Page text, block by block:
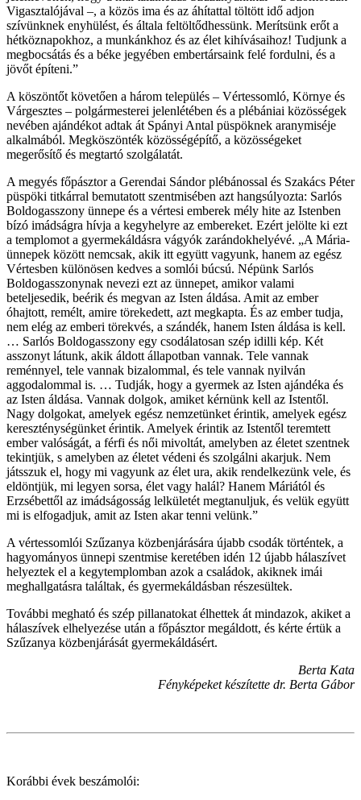
Vigasztalójával –, a közös ima és az áhítattal töltött idő adjon
szívünknek enyhülést, és általa feltöltődhessünk. Merítsünk erőt a
hétköznapokhoz, a munkánkhoz és az élet kihívásaihoz! Tudjunk a
megbocsátás és a béke jegyében embertársaink felé fordulni, és a
jövőt építeni.”
A köszöntőt követően a három település – Vértessomló, Környe és
Várgesztes – polgármesterei jelenlétében és a plébániai közösségek
nevében ajándékot adtak át Spányi Antal püspöknek aranymiséje
alkalmából. Megköszönték közösségépítő, a közösségeket
megerősítő és megtartó szolgálatát.
A megyés főpásztor a Gerendai Sándor plébánossal és Szakács Péter
püspöki titkárral bemutatott szentmisében azt hangsúlyozta: Sarlós
Boldogasszony ünnepe és a vértesi emberek mély hite az Istenben
bízó imádságra hívja a kegyhelyre az embereket. Ezért jelölte ki ezt
a templomot a gyermekáldásra vágyók zarándokhelyévé. „A Mária-
ünnepek között nemcsak, akik itt együtt vagyunk, hanem az egész
Vértesben különösen kedves a somlói búcsú. Népünk Sarlós
Boldogasszonynak nevezi ezt az ünnepet, amikor valami
beteljesedik, beérik és megvan az Isten áldása. Amit az ember
óhajtott, remélt, amire törekedett, azt megkapta. És az ember tudja,
nem elég az emberi törekvés, a szándék, hanem Isten áldása is kell.
… Sarlós Boldogasszony egy csodálatosan szép idilli kép. Két
asszonyt látunk, akik áldott állapotban vannak. Tele vannak
reménnyel, tele vannak bizalommal, és tele vannak nyilván
aggodalommal is. … Tudják, hogy a gyermek az Isten ajándéka és
az Isten áldása. Vannak dolgok, amiket kérnünk kell az Istentől.
Nagy dolgokat, amelyek egész nemzetünket érintik, amelyek egész
kereszténységünket érintik. Amelyek érintik az Istentől teremtett
ember valóságát, a férfi és női mivoltát, amelyben az életet szentnek
tekintjük, s amelyben az életet védeni és szolgálni akarjuk. Nem
játsszuk el, hogy mi vagyunk az élet ura, akik rendelkezünk vele, és
eldöntjük, mi legyen sorsa, élet vagy halál? Hanem Máriától és
Erzsébettől az imádságosság lelkületét megtanuljuk, és velük együtt
mi is elfogadjuk, amit az Isten akar tenni velünk.”
A vértessomlói Szűzanya közbenjárására újabb csodák történtek, a
hagyományos ünnepi szentmise keretében idén 12 újabb hálaszívet
helyeztek el a kegytemplomban azok a családok, akiknek imái
meghallgatásra találtak, és gyermekáldásban részesültek.
További megható és szép pillanatokat élhettek át mindazok, akiket a
hálaszívek elhelyezése után a főpásztor megáldott, és kérte értük a
Szűzanya közbenjárását gyermekáldásért.
Berta Kata
Fényképeket készítette dr. Berta Gábor
Korábbi évek beszámolói: